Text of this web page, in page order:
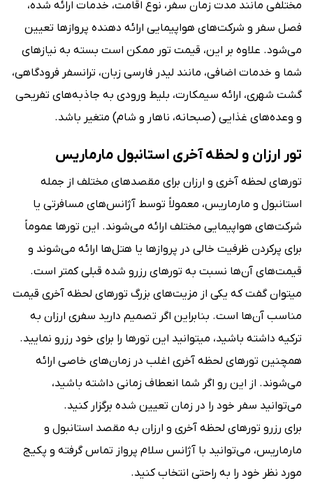
مختلفی مانند مدت زمان سفر، نوع اقامت، خدمات ارائه شده،
فصل سفر و شرکت‌های هواپیمایی ارائه دهنده پروازها تعیین
می‌شود. علاوه بر این، قیمت تور ممکن است بسته به نیازهای
شما و خدمات اضافی، مانند لیدر فارسی زبان، ترانسفر فرودگاهی،
گشت شهری، ارائه سیمکارت، بلیط ورودی به جاذبه‌های تفریحی
و وعده‌های غذایی (صبحانه، ناهار و شام) متغیر باشد.
تور ارزان و لحظه آخری استانبول مارماریس
تورهای لحظه آخری و ارزان برای مقصدهای مختلف از جمله
استانبول و مارماریس، معمولاً توسط آژانس‌های مسافرتی یا
شرکت‌های هواپیمایی مختلف ارائه می‌شوند. این تورها عموماً
برای پرکردن ظرفیت خالی در پروازها یا هتل‌ها ارائه می‌شوند و
قیمت‌های آن‌ها نسبت به تورهای رزرو شده قبلی کمتر است.
می‎توان گفت که یکی از مزیت‌های بزرگ تورهای لحظه آخری قیمت
مناسب آن‌ها است. بنابراین اگر تصمیم دارید سفری ارزان به
ترکیه داشته باشید، می‎توانید این تورها را برای خود رزرو نمایید.
همچنین تورهای لحظه آخری اغلب در زمان‌های خاصی ارائه
می‌شوند. از این رو اگر شما انعطاف زمانی داشته باشید،
می‌توانید سفر خود را در زمان تعیین شده برگزار کنید.
برای رزرو تورهای لحظه آخری و ارزان به مقصد استانبول و
مارماریس، می‌توانید با آژانس سلام پرواز تماس گرفته و پکیج
مورد نظر خود را به راحتی انتخاب کنید.